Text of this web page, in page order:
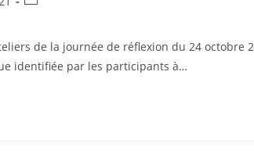
de la journée de réflexion du 24 octobre
identifiée par les participants à…